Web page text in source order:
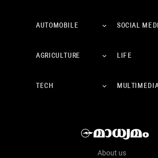
AUTOMOBILE SOCIAL
AGRICULTURE LIFE
TECH
About us